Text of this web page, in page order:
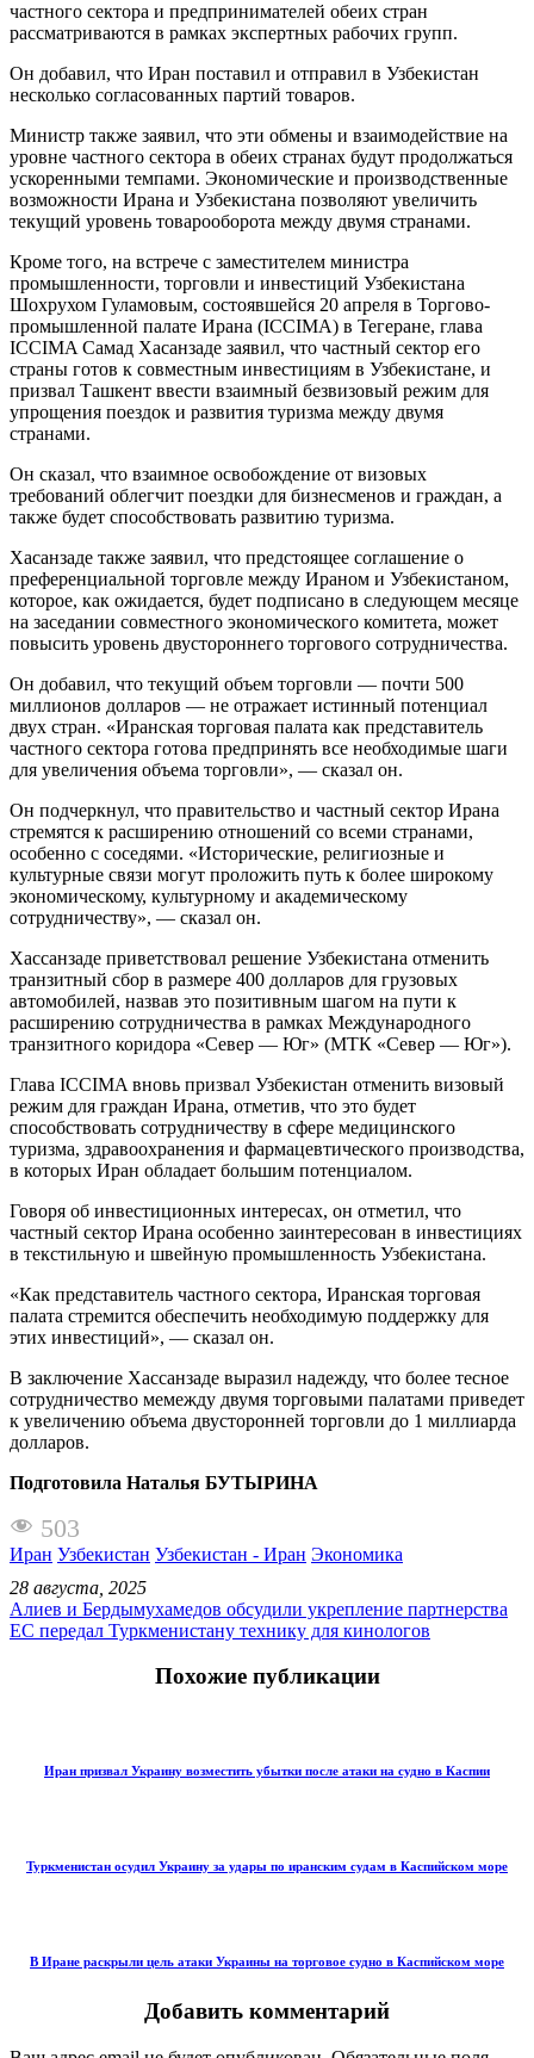
частного сектора и предпринимателей обеих стран
рассматриваются в рамках экспертных рабочих групп.
Он добавил, что Иран поставил и отправил в Узбекистан
несколько согласованных партий товаров.
Министр также заявил, что эти обмены и взаимодействие на
уровне частного сектора в обеих странах будут продолжаться
ускоренными темпами. Экономические и производственные
возможности Ирана и Узбекистана позволяют увеличить
текущий уровень товарооборота между двумя странами.
Кроме того, на встрече с заместителем министра
промышленности, торговли и инвестиций Узбекистана
Шохрухом Гуламовым, состоявшейся 20 апреля в Торгово-
промышленной палате Ирана (ICCIMA) в Тегеране, глава
ICCIMA Самад Хасанзаде заявил, что частный сектор его
страны готов к совместным инвестициям в Узбекистане, и
призвал Ташкент ввести взаимный безвизовый режим для
упрощения поездок и развития туризма между двумя
странами.
Он сказал, что взаимное освобождение от визовых
требований облегчит поездки для бизнесменов и граждан, а
также будет способствовать развитию туризма.
Хасанзаде также заявил, что предстоящее соглашение о
преференциальной торговле между Ираном и Узбекистаном,
которое, как ожидается, будет подписано в следующем месяце
на заседании совместного экономического комитета, может
повысить уровень двустороннего торгового сотрудничества.
Он добавил, что текущий объем торговли — почти 500
миллионов долларов — не отражает истинный потенциал
двух стран. «Иранская торговая палата как представитель
частного сектора готова предпринять все необходимые шаги
для увеличения объема торговли», — сказал он.
Он подчеркнул, что правительство и частный сектор Ирана
стремятся к расширению отношений со всеми странами,
особенно с соседями. «Исторические, религиозные и
культурные связи могут проложить путь к более широкому
экономическому, культурному и академическому
сотрудничеству», — сказал он.
Хассанзаде приветствовал решение Узбекистана отменить
транзитный сбор в размере 400 долларов для грузовых
автомобилей, назвав это позитивным шагом на пути к
расширению сотрудничества в рамках Международного
транзитного коридора «Север — Юг» (МТК «Север — Юг»).
Глава ICCIMA вновь призвал Узбекистан отменить визовый
режим для граждан Ирана, отметив, что это будет
способствовать сотрудничеству в сфере медицинского
туризма, здравоохранения и фармацевтического производства,
в которых Иран обладает большим потенциалом.
Говоря об инвестиционных интересах, он отметил, что
частный сектор Ирана особенно заинтересован в инвестициях
в текстильную и швейную промышленность Узбекистана.
«Как представитель частного сектора, Иранская торговая
палата стремится обеспечить необходимую поддержку для
этих инвестиций», — сказал он.
В заключение Хассанзаде выразил надежду, что более тесное
сотрудничество мемежду двумя торговыми палатами приведет
к увеличению объема двусторонней торговли до 1 миллиарда
долларов.
Подготовила Наталья БУТЫРИНА
503
Иран Узбекистан Узбекистан - Иран Экономика
28 августа, 2025
Алиев и Бердымухамедов обсудили укрепление партнерства
ЕС передал Туркменистану технику для кинологов
Похожие публикации
Иран призвал Украину возместить убытки после атаки на судно в Каспии
Туркменистан осудил Украину за удары по иранским судам в Каспийском море
В Иране раскрыли цель атаки Украины на торговое судно в Каспийском море
Добавить комментарий